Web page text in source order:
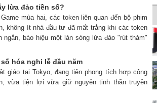
lừa đảo tiền số?
mùa hai, các token liên quan đến bộ phim
không ít nhà đầu tư đã mất trắng khi các token
báo hiệu một làn sóng lừa đảo "rút thảm"
hóa nghi lễ đầu năm
giáo tại Tokyo, đang tiên phong tích hợp công
vừa tiện lợi vừa giữ nguyên tinh thần truyền